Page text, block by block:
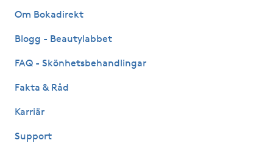
Hälsprickor
Idrottsmassage
Om Bokadirekt
Blogg - Beautylabbet
FAQ - Skönhetsbehandlingar
Fakta & Råd
Karriär
Support